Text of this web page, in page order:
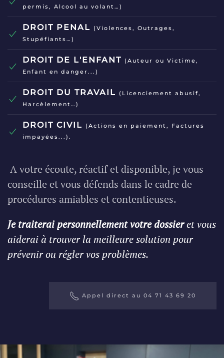
permis, Alcool au volant…)
DROIT PENAL
(Violences, Outrages,
Stupéfiants…)
DROIT DE L'ENFANT
(Auteur ou Victime,
Enfant en danger...)
DROIT DU TRAVAIL
(Licenciement abusif,
Harcèlement…)
DROIT CIVIL
(Actions en paiement, Factures
impayées...).
A votre écoute, réactif et disponible, je vous
conseille et vous défends dans le cadre de
procédures amiables et contentieuses.
Je traiterai personnellement votre dossieret vous
aiderai à trouver la meilleure solution pour
prévenir ou régler vos problèmes.
Appel direct au 04 71 43 69 20